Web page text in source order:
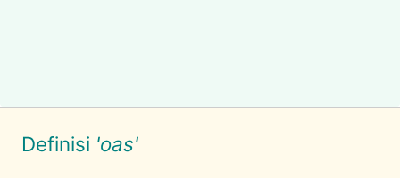
Definisi 'oas'